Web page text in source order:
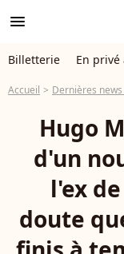
menu
Billetterie En privé
Accueil Dernières
Hugo
d'un
l'ex
doute